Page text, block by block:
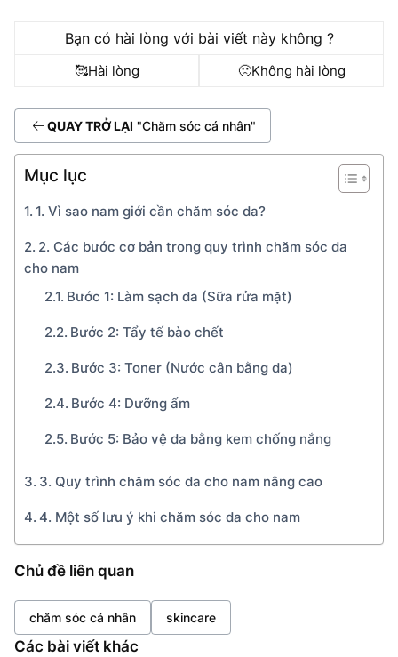
Bạn có hài lòng với bài viết này không ?
🥰Hài lòng 🙁Không hài lòng
QUAY TRỞ LẠI "Chăm sóc cá nhân"
Mục lục
1. Vì sao nam giới cần chăm sóc da?
2. Các bước cơ bản trong quy trình chăm sóc da
cho nam
Bước 1: Làm sạch da (Sữa rửa mặt)
Bước 2: Tẩy tế bào chết
Bước 3: Toner (Nước cân bằng da)
Bước 4: Dưỡng ẩm
Bước 5: Bảo vệ da bằng kem chống nắng
3. Quy trình chăm sóc da cho nam nâng cao
4. Một số lưu ý khi chăm sóc da cho nam
Chủ đề liên quan
chăm sóc cá nhân skincare
Các bài viết khác